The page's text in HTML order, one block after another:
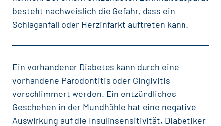
besteht nachweislich die Gefahr, dass ein
Schlaganfall oder Herzinfarkt auftreten kann.
Ein vorhandener Diabetes kann durch eine
vorhandene Parodontitis oder Gingivitis
verschlimmert werden. Ein entzündliches
Geschehen in der Mundhöhle hat eine negative
Auswirkung auf die Insulinsensitivität, Diabetiker